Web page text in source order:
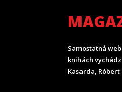
Samostatná
knihách
Kasarda, Róbert